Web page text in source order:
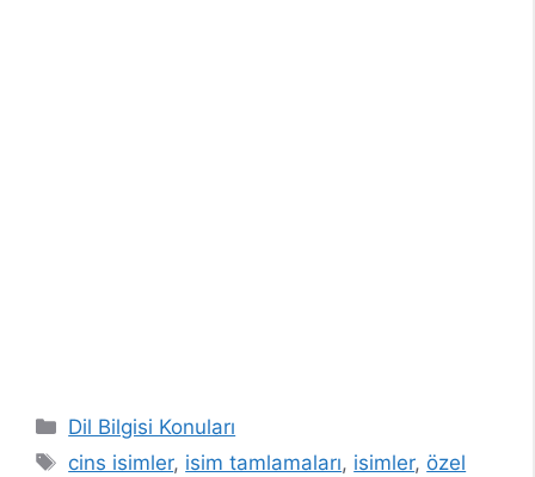
Kategoriler
Dil Bilgisi Konuları
Etiketler
cins isimler, isim tamlamaları, isimler, özel